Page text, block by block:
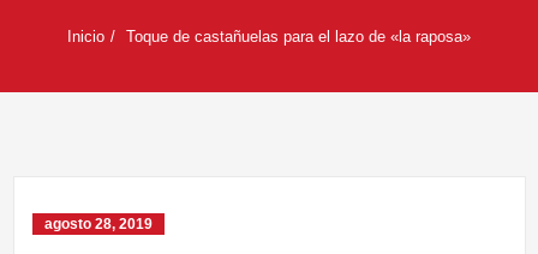
Inicio Toque de castañuelas para el lazo de «la raposa»
agosto 28, 2019